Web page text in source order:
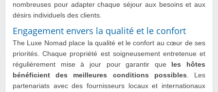
nombreuses pour adapter chaque séjour aux besoins et aux
désirs individuels des clients.
Engagement envers la qualité et le confort
The Luxe Nomad place la qualité et le confort au cœur de ses
priorités. Chaque propriété est soigneusement entretenue et
régulièrement mise à jour pour garantir que les hôtes
bénéficient des meilleures conditions possibles . Les
partenariats avec des fournisseurs locaux et internationaux